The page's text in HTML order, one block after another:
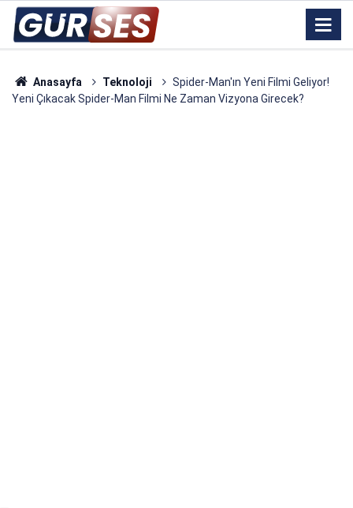
Anasayfa Teknoloji
Spider-Man'ın Yeni Filmi Geliyor!
Yeni Çıkacak Spider-Man Filmi Ne Zaman Vizyona Girecek?